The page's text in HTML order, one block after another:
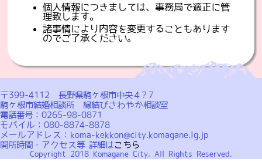
個人情報につきましては、事務局で適正に管
理致します。
諸事情により内容を変更することもあります
のでご了承ください。
〒399-4112 長野県駒ヶ根市中央４?７
駒ヶ根市結婚相談所 縁結びさわやか相談室
電話番号：0265-98-0871
モバイル：080-8874-8878
メールアドレス：koma-kekkon@city.komagane.lg.jp
開所時間・アクセス等 詳細はこちら
Copyright 2018 Komagane City. All Rights Reserved.